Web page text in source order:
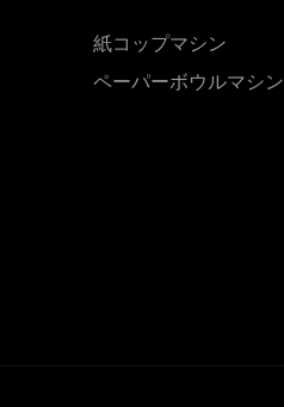
紙コップマシン
ペーパーボウルマシン